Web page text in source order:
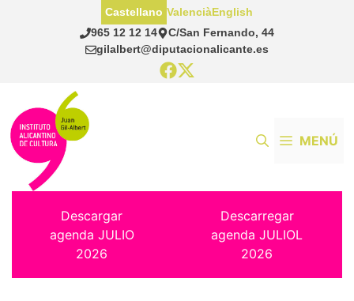
965 12 12 14
C/San Fernando, 44
gilalbert@diputacionalicante.es
Castellano ValenciàEnglish
MENÚ
Descargar
agenda JULIO
2026
Descarregar
agenda JULIOL
2026